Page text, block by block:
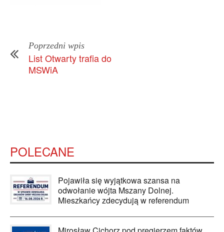
Poprzedni wpis
List Otwarty trafia do
MSWiA
POLECANE
Pojawiła się wyjątkowa szansa na
odwołanie wójta Mszany Dolnej.
Mieszkańcy zdecydują w referendum